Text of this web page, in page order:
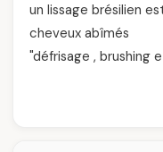
un lissage brésilien
cheveux abîmés
"défrisage , brushing